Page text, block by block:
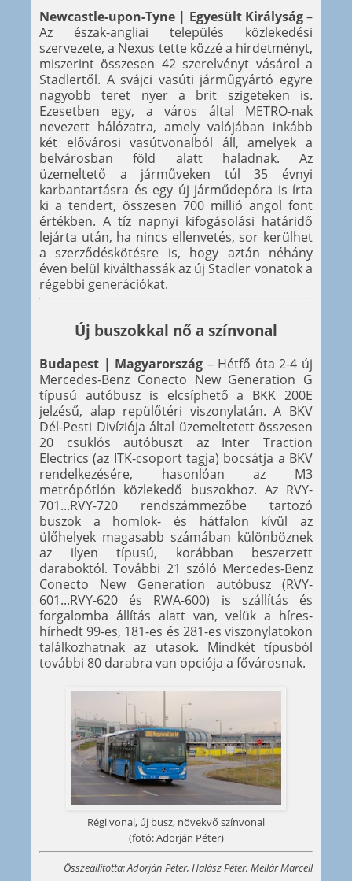
Newcastle-upon-Tyne | Egyesült Királyság–
Az észak-angliai település közlekedési
szervezete, a Nexus tette közzé a hirdetményt,
miszerint összesen 42 szerelvényt vásárol a
Stadlertől. A svájci vasúti járműgyártó egyre
nagyobb teret nyer a brit szigeteken is.
Ezesetben egy, a város által METRO-nak
nevezett hálózatra, amely valójában inkább
két elővárosi vasútvonalból áll, amelyek a
belvárosban föld alatt haladnak. Az
üzemeltető a járműveken túl 35 évnyi
karbantartásra és egy új járműdepóra is írta
ki a tendert, összesen 700 millió angol font
értékben. A tíz napnyi kifogásolási határidő
lejárta után, ha nincs ellenvetés, sor kerülhet
a szerződéskötésre is, hogy aztán néhány
éven belül kiválthassák az új Stadler vonatok a
régebbi generációkat.
Új buszokkal nő a színvonal
Budapest | Magyarország – Hétfő óta 2-4 új
Mercedes-Benz Conecto New Generation G
típusú autóbusz is elcsíphető a BKK 200E
jelzésű, alap repülőtéri viszonylatán. A BKV
Dél-Pesti Divíziója által üzemeltetett összesen
20 csuklós autóbuszt az Inter Traction
Electrics (az ITK-csoport tagja) bocsátja a BKV
rendelkezésére, hasonlóan az M3
metrópótlón közlekedő buszokhoz. Az RVY-
701...RVY-720 rendszámmezőbe tartozó
buszok a homlok- és hátfalon kívül az
ülőhelyek magasabb számában különböznek
az ilyen típusú, korábban beszerzett
daraboktól. További 21 szóló Mercedes-Benz
Conecto New Generation autóbusz (RVY-
601...RVY-620 és RWA-600) is szállítás és
forgalomba állítás alatt van, velük a híres-
hírhedt 99-es, 181-es és 281-es viszonylatokon
találkozhatnak az utasok. Mindkét típusból
további 80 darabra van opciója a fővárosnak.
Régi vonal, új busz, növekvő színvonal
(fotó: Adorján Péter)
Összeállította: Adorján Péter, Halász Péter, Mellár Marcell